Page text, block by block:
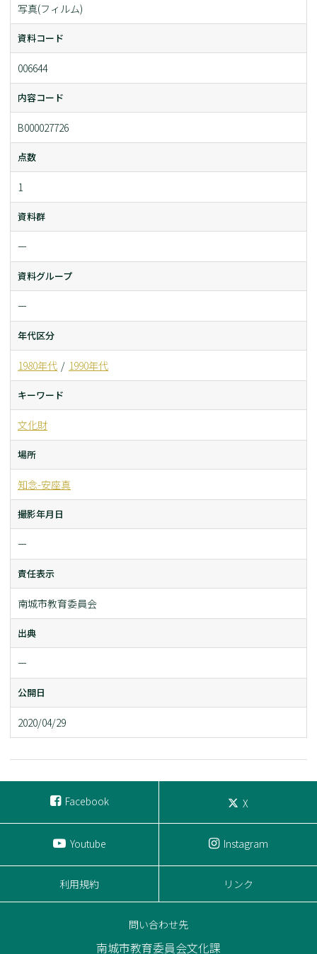
写真(フィルム)
資料コード
006644
内容コード
B000027726
点数
1
資料群
ー
資料グループ
ー
年代区分
1980年代 1990年代
キーワード
文化財
場所
知念-安座真
撮影年月日
ー
責任表示
南城市教育委員会
出典
ー
公開日
2020/04/29
Facebook X
Youtube Instagram
利用規約 リンク
問い合わせ先
南城市教育委員会文化課